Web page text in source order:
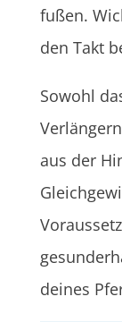
fußen.
den Takt
Sowohl
aus der
deines